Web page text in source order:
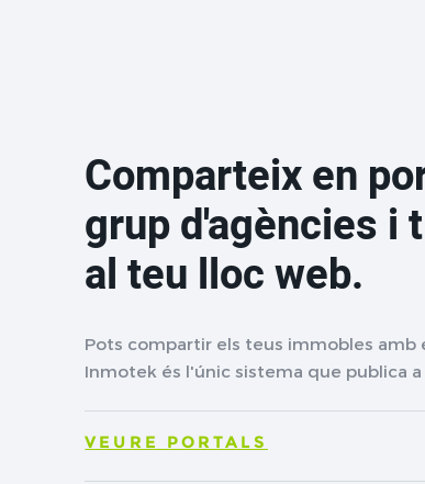
Comparteix en
grup d'agències i
al teu lloc web.
Pots compartir els teus immobles amb
Inmotek és l'únic sistema que publica
VEURE PORTALS